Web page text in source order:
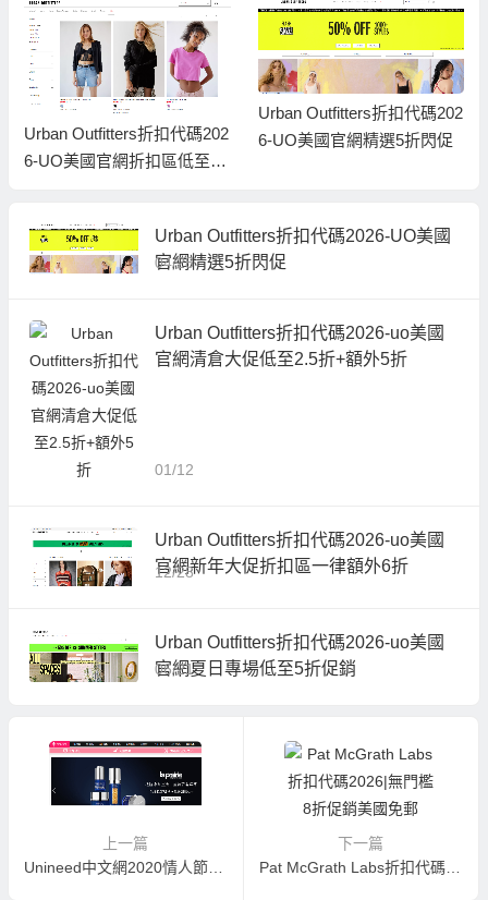
Urban Outfitters折扣代碼202
6-UO美國官網折扣區低至2
Urban Outfitters折扣代碼202
6-UO美國官網精選5折閃促
Urban Outfitters折扣代碼2026-UO美國
官網精選5折閃促
04/28
Urban Outfitters折扣代碼2026-uo美國
官網清倉大促低至2.5折+額外5折
01/12
Urban Outfitters折扣代碼2026-uo美國
官網新年大促折扣區一律額外6折
12/28
Urban Outfitters折扣代碼2026-uo美國
官網夏日專場低至5折促銷
06/21
上一篇
Unineed中文網2020情人節促銷活動 護膚美妝品最高額外47折
下一篇
Pat McGrath Labs折扣代碼2026|無門檻8折促銷美國免郵